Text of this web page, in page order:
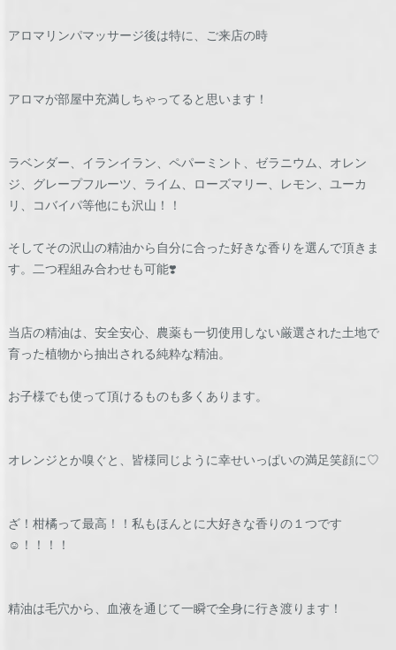
アロマリンパマッサージ後は特に、ご来店の時
アロマが部屋中充満しちゃってると思います！
ラベンダー、イランイラン、ペパーミント、ゼラニウム、オレン
ジ、グレープフルーツ、ライム、ローズマリー、レモン、ユーカ
リ、コバイパ等他にも沢山！！
そしてその沢山の精油から自分に合った好きな香りを選んで頂きま
す。二つ程組み合わせも可能❣️
当店の精油は、安全安心、農薬も一切使用しない厳選された土地で
育った植物から抽出される純粋な精油。
お子様でも使って頂けるものも多くあります。
オレンジとか嗅ぐと、皆様同じように幸せいっぱいの満足笑顔に♡
ざ！柑橘って最高！！私もほんとに大好きな香りの１つです
☺️！！！！
精油は毛穴から、血液を通じて一瞬で全身に行き渡ります！